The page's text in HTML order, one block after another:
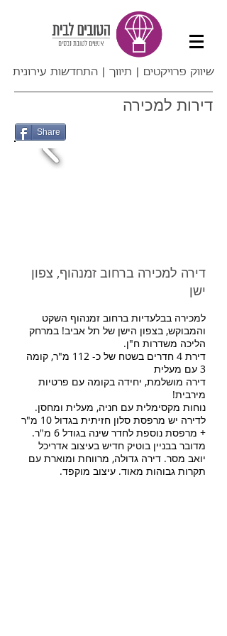
שיווק פרויקטים | תיווך | התחדשות עירונית
דירות למכירה
Share
דירה למכירה ברחוב זמנהוף, צפון
ישן​
למכירה בבלעדיות ברחוב זמנהוף השקט
והמבוקש, בצפון הישן של תל אביב! במרחק
הליכה משדרות ח"ן.
דירת 4 חדרים בשטח של כ- 112 מ"ר, קומה
3 עם מעלית
דירה מושלמת, יחידה בקומה עם פרטיות
מירבית!
נוחות מקסימלית עם חניה, מעלית ומחסן.
לדירה יש מרפסת סלון חזיתית בגדול 10 מ"ר
+ מרפסת נוספת לחדר שינה בגודל 6 מ"ר.
מדובר בבניין בוטיק חדיש בעיצוב אדריכל
יואב מסר. דירה גדולה, מרווחת ומוארת עם
תקרות גבוהות מאוד. עיצוב מוקפד.